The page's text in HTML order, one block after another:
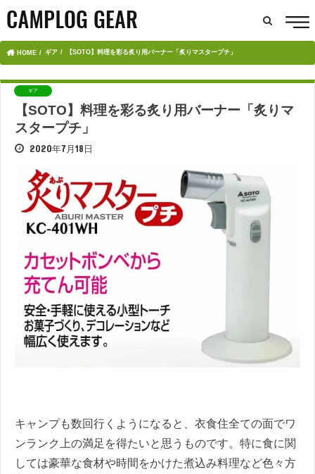
HOME ギア 【SOTO】料理を彩る炙り用バーナー「炙りマスタープチ」
ギア
【SOTO】料理を彩る炙り用バーナー「炙りマ
スタープチ」
2020年7月18日
キャンプも数回行くようになると、衣食住全ての面でワ
ンランク上の満足を得たいと思うものです。特に食に関
しては豪華な食材や時間をかけた煮込み料理など色々方